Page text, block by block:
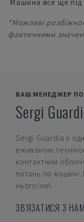
Машина все ще
*Можливі
фактичними
ВАШ МЕНЕДЖЕР ПО
Sergi
Sergi Guardia є
вживаною
контактним
питань по
нього/неї.
ЗВ'ЯЗАТИСЯ З